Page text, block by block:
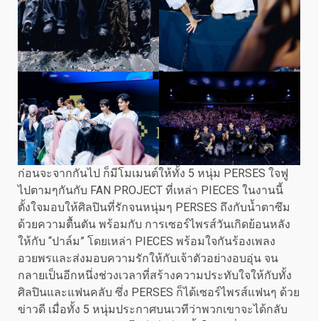
ก่อนจะจากกันไป ก็มีโมเมนต์ให้ทั้ง 5 หนุ่ม PERSES ใจฟู
ไปตามๆกันกับ FAN PROJECT ที่เหล่า PIECES ในงานนี้
ตั้งใจมอบให้ศิลปินที่รักจนหนุ่มๆ PERSES ถึงกับน้ำตาซึม
ด้วยความตื้นตัน พร้อมกับ การเซอร์ไพรส์วันเกิดย้อนหลัง
ให้กับ “ปาล์ม” โดยเหล่า PIECES พร้อมใจกันร้องเพลง
อวยพรและส่งมอบความรักให้กับเจ้าตัวอย่างอบอุ่น จน
กลายเป็นอีกหนึ่งช่วงเวลาที่สร้างความประทับใจให้กับทั้ง
ศิลปินและแฟนคลับ ซึ่ง PERSES ก็ได้เซอร์ไพรส์แฟนๆ ด้วย
ข่าวดี เมื่อทั้ง 5 หนุ่มประกาศบนเวทีว่าพวกเขาจะได้กลับ